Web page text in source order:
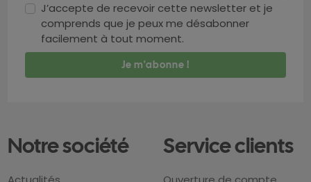
J’accepte de recevoir cette newsletter et je
comprends que je peux me désabonner
facilement à tout moment.
Notre société Service clients